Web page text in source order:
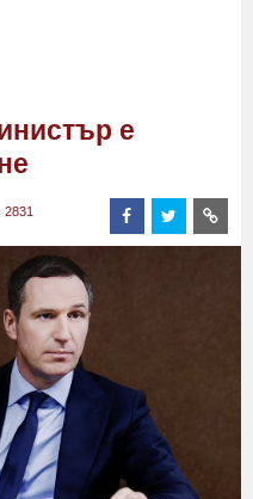
е
2831